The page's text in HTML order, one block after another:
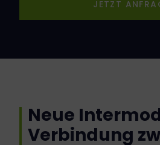
JETZT
Neue
Verbindung